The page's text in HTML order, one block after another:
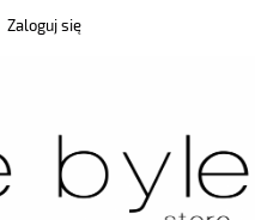
Zaloguj się